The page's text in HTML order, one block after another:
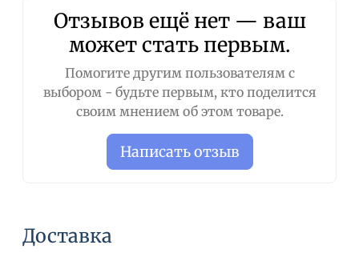
В случае попадания - незамедлительно
промыть их водой.
Отзывов ещё нет — ваш
может стать первым.
Помогите другим пользователям с
выбором - будьте первым, кто поделится
своим мнением об этом товаре.
Написать отзыв
Доставка